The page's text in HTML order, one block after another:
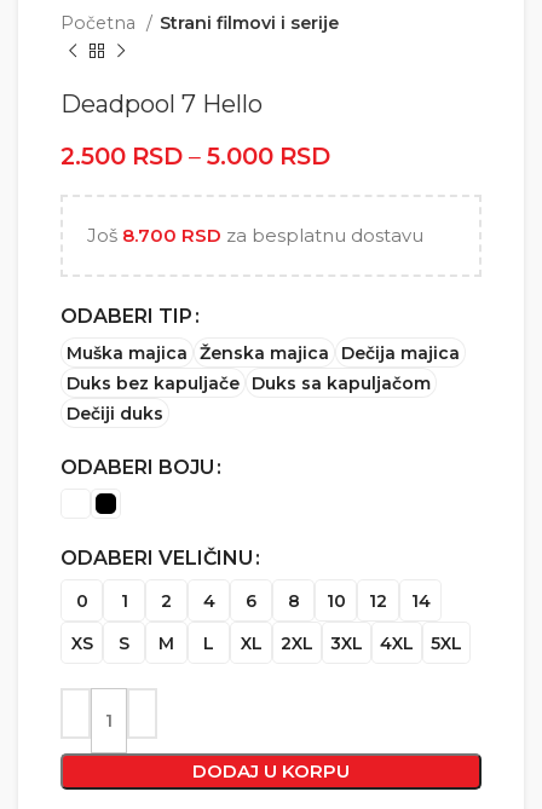
Početna Strani filmovi i serije
Deadpool 7 Hello
2.500 RSD – 5.000 RSD
Još 8.700 RSD za besplatnu dostavu
ODABERI TIP
Muška majica Ženska majica
Dečija majica
Duks bez kapuljače
Duks sa kapuljačom
Dečiji duks
ODABERI BOJU
ODABERI VELIČINU
0 1 2 4 6 8 10 12
14
XS
S M L XL 2XL 3XL 4XL 5XL
DODAJ U KORPU